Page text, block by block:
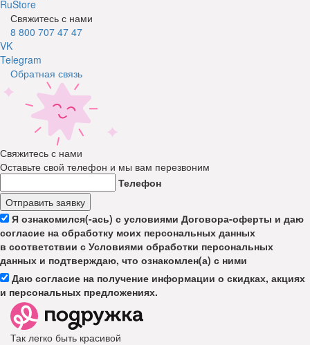
RuStore
Свяжитесь с нами
8 800 707 47 47
VK
Telegram
Обратная связь
Свяжитесь с нами
Оставьте свой телефон и мы вам перезвоним
Телефон
Отправить заявку
Я ознакомился(-ась) с условиями Договора-оферты и даю
согласие на обработку моих персональных данных
в соответствии с Условиями обработки персональных
данных и подтверждаю, что ознакомлен(а) с ними
Даю согласие на получение информации о скидках, акциях
и персональных предложениях.
Так легко быть красивой